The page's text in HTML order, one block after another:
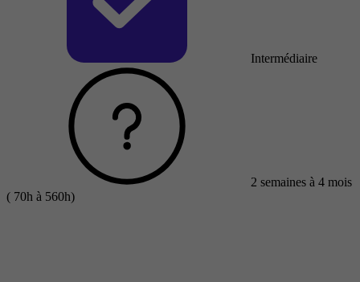
Intermédiaire
2 semaines à 4 mois
( 70h à 560h)